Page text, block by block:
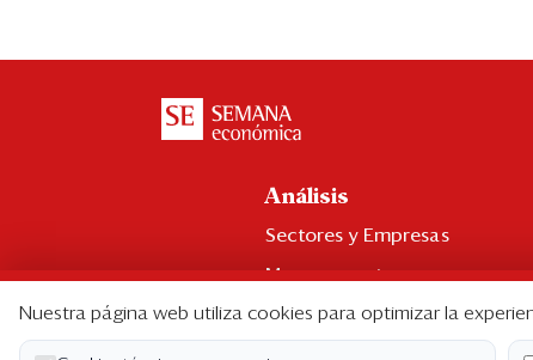
Análisis
Sectores y Empresas
Management
Economía y Finanzas
Legal y Política
Nuestra página web utiliza cookies para optimizar la